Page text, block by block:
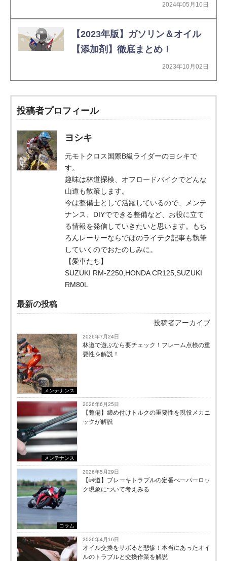
2024年05月10日
【2023年版】ガソリン＆オイル
【添加剤】徹底まとめ！
2023年10月02日
投稿者プロフィール
ヨシキ
元モトクロス国際B級ライダーのヨシキで
す。
趣味は林道探検、オフロードバイクでどんな
山道も散策します。
今は整備士として活躍しているので、メンテ
ナンス、DIYでできる整備など、お役に立て
る情報を発信していきたいと思います。もち
ろんレーサーならではのライテク記事も執筆
していくのでおたのしみに。
【愛車たち】
SUZUKI RM-Z250,HONDA CR125,SUZUKI
RM80L
最新の投稿
投稿者アーカイブ
メンテナンス
2026年7月24日
林道で遊ぶなら要チェック！フレーム点検の重
要性を解説！
メンテナンス
2026年6月25日
【整備】締め付けトルクの重要性を現役メカニ
ックが解説
コラム
2026年5月29日
【峠道】ブレーキトラブルの定番べーパーロッ
ク現象について考えみる
2026年4月16日
オイル交換をサボると悲惨！本当にあったオイ
ルのトラブルと交換作業を解説